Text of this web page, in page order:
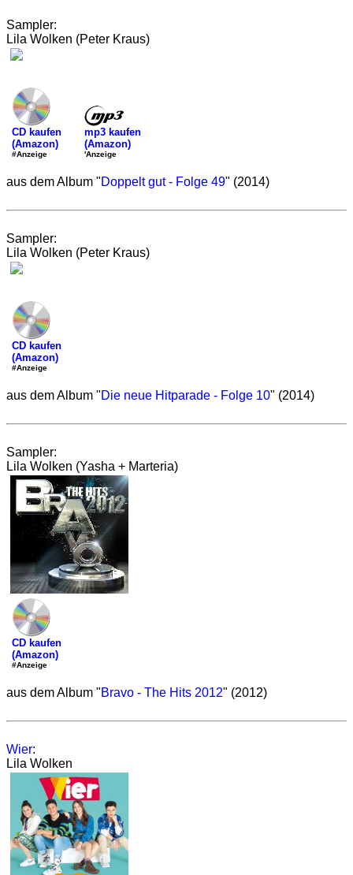
Sampler:
Lila Wolken (Peter Kraus)
CD kaufen
(Amazon)
#Anzeige
mp3 kaufen
(Amazon)
'Anzeige
aus dem Album "Doppelt gut - Folge 49" (2014)
Sampler:
Lila Wolken (Peter Kraus)
CD kaufen
(Amazon)
#Anzeige
aus dem Album "Die neue Hitparade - Folge 10" (2014)
Sampler:
Lila Wolken (Yasha + Marteria)
CD kaufen
(Amazon)
#Anzeige
aus dem Album "Bravo - The Hits 2012" (2012)
Wier:
Lila Wolken